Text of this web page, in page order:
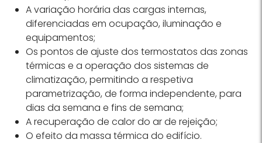
A variação horária das cargas internas,
diferenciadas em ocupação, iluminação e
equipamentos;
Os pontos de ajuste dos termostatos das zonas
térmicas e a operação dos sistemas de
climatização, permitindo a respetiva
parametrização, de forma independente, para
dias da semana e fins de semana;
A recuperação de calor do ar de rejeição;
O efeito da massa térmica do edifício.